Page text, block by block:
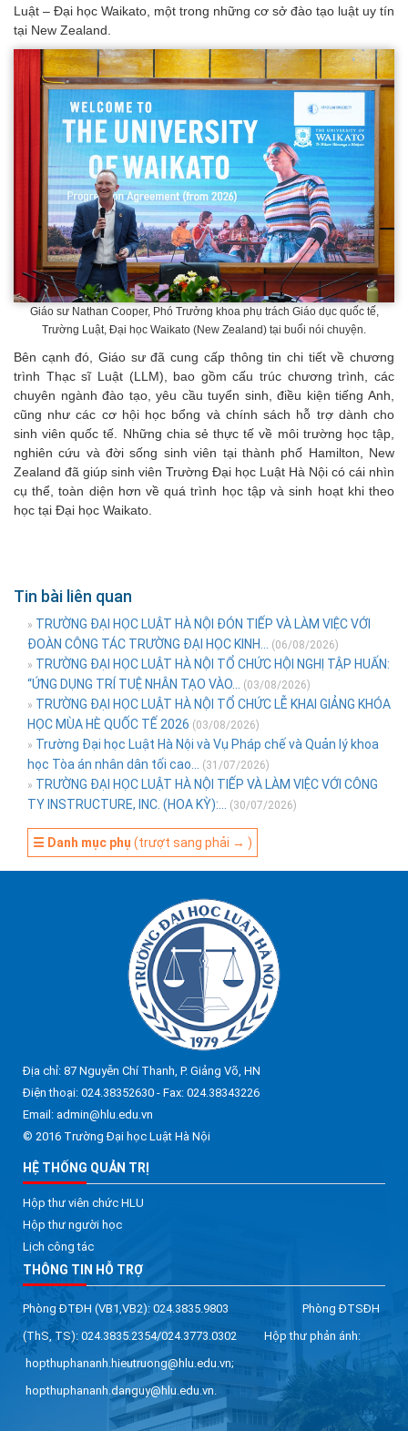
Luật – Đại học Waikato, một trong những cơ sở đào tạo luật uy tín
tại New Zealand.
Giáo sư Nathan Cooper, Phó Trưởng khoa phụ trách Giáo dục quốc tế,
Trường Luật, Đại học Waikato (New Zealand) tại buổi nói chuyện.
Bên cạnh đó, Giáo sư đã cung cấp thông tin chi tiết về chương
trình Thạc sĩ Luật (LLM), bao gồm cấu trúc chương trình, các
chuyên ngành đào tạo, yêu cầu tuyển sinh, điều kiện tiếng Anh,
cũng như các cơ hội học bổng và chính sách hỗ trợ dành cho
sinh viên quốc tế. Những chia sẻ thực tế về môi trường học tập,
nghiên cứu và đời sống sinh viên tại thành phố Hamilton, New
Zealand đã giúp sinh viên Trường Đại học Luật Hà Nội có cái nhìn
cụ thể, toàn diện hơn về quá trình học tập và sinh hoạt khi theo
học tại Đại học Waikato.
Tin bài liên quan
» TRƯỜNG ĐẠI HỌC LUẬT HÀ NỘI ĐÓN TIẾP VÀ LÀM VIỆC VỚI
ĐOÀN CÔNG TÁC TRƯỜNG ĐẠI HỌC KINH... (06/08/2026)
» TRƯỜNG ĐẠI HỌC LUẬT HÀ NỘI TỔ CHỨC HỘI NGHỊ TẬP HUẤN:
“ỨNG DỤNG TRÍ TUỆ NHÂN TẠO VÀO... (03/08/2026)
» TRƯỜNG ĐẠI HỌC LUẬT HÀ NỘI TỔ CHỨC LỄ KHAI GIẢNG KHÓA
HỌC MÙA HÈ QUỐC TẾ 2026 (03/08/2026)
» Trường Đại học Luật Hà Nội và Vụ Pháp chế và Quản lý khoa
học Tòa án nhân dân tối cao... (31/07/2026)
» TRƯỜNG ĐẠI HỌC LUẬT HÀ NỘI TIẾP VÀ LÀM VIỆC VỚI CÔNG
TY INSTRUCTURE, INC. (HOA KỲ):... (30/07/2026)
☰ Danh mục phụ (trượt sang phải → )
Địa chỉ: 87 Nguyễn Chí Thanh, P. Giảng Võ, HN
Điện thoại: 024.38352630 - Fax: 024.38343226
Email: admin@hlu.edu.vn
© 2016 Trường Đại học Luật Hà Nội
HỆ THỐNG QUẢN TRỊ
Hộp thư viên chức HLU
Hộp thư người học
Lịch công tác
THÔNG TIN HỖ TRỢ
Phòng ĐTĐH (VB1,VB2): 024.3835.9803 Phòng ĐTSĐH
(ThS, TS): 024.3835.2354/024.3773.0302 Hộp thư phản ánh:
hopthuphananh.hieutruong@hlu.edu.vn;
hopthuphananh.danguy@hlu.edu.vn.